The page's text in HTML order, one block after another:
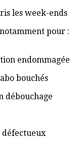
les week-ends
pour :
endommagée
bouchés
débouchage
défectueux